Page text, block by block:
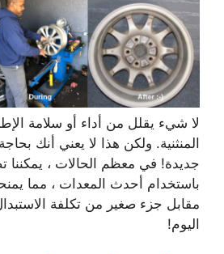
لا شيء يقلل من أداء أو سلامة
المنثنية. ولكن هذا لا يعني أنك
جديدة! في معظم الحالات ، يمكننا
باستخدام أحدث المعدات ، مما
مقابل جزء صغير من تكلفة
اليوم!